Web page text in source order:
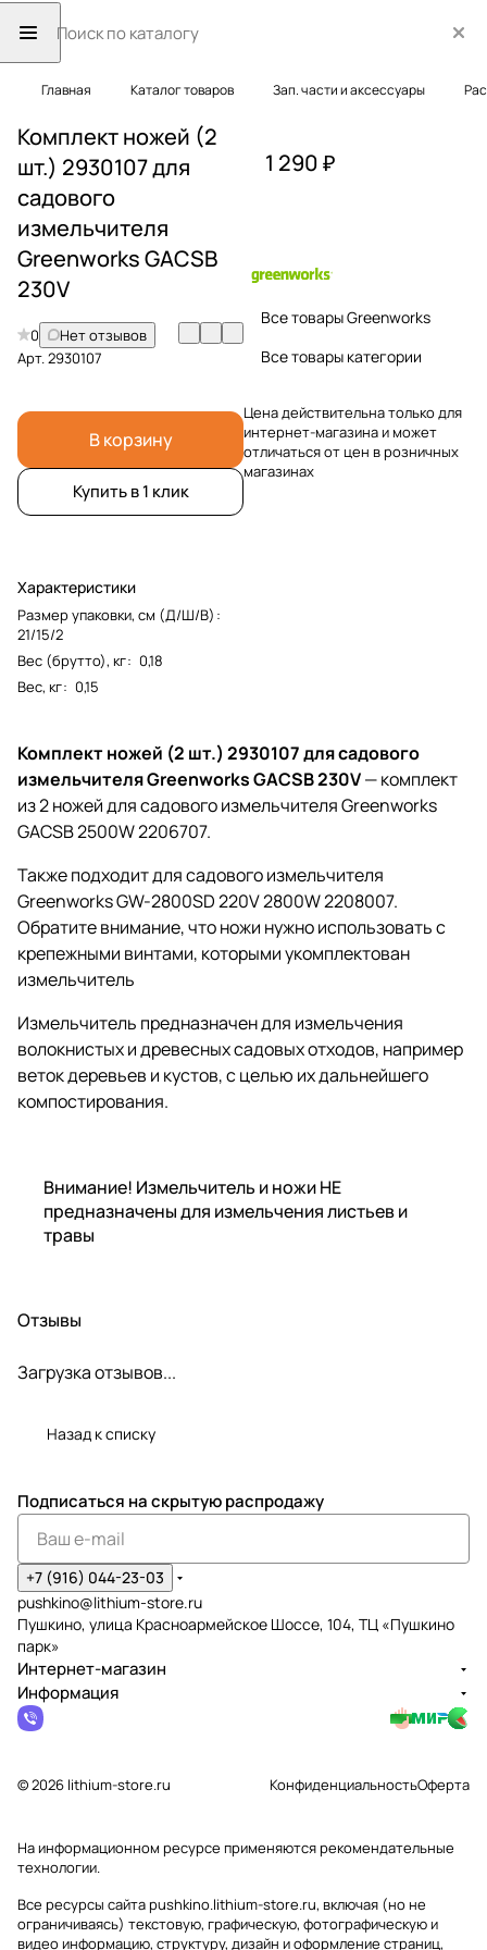
Главная Каталог товаров Зап. части и аксессуары
Комплект ножей (2
шт.) 2930107 для
садового
измельчителя
Greenworks GACSB
230V
0
Нет отзывов
Арт.2930107
В корзину
Купить в 1 клик
Характеристики
Размер упаковки, см (Д/Ш/В) :
21/15/2
Вес (брутто), кг: 0,18
Вес, кг: 0,15
1 290 ₽
Все товары Greenworks
Все товары категории
Цена действительна только для
интернет-магазина и может
отличаться от цен в розничных
магазинах
Комплект ножей (2 шт.) 2930107 для садового
измельчителя Greenworks GACSB 230V— комплект
из 2 ножей для садового измельчителя Greenworks
GACSB 2500W 2206707.
Также подходит для садового измельчителя
Greenworks GW-2800SD 220V 2800W 2208007.
Обратите внимание, что ножи нужно использовать с
крепежными винтами, которыми укомплектован
измельчитель
Измельчитель предназначен для измельчения
волокнистых и древесных садовых отходов, например
веток деревьев и кустов, с целью их дальнейшего
компостирования.
Внимание! Измельчитель и ножи НЕ
предназначены для измельчения листьев и
травы
Отзывы
Загрузка отзывов...
Назад к списку
Подписаться на скрытую распродажу
+7 (916) 044-23-03
pushkino@lithium-store.ru
Пушкино, улица Красноармейское Шоссе, 104, ТЦ «Пушкино
парк»
Интернет-магазин
Информация
© 2026 lithium-store.ru КонфиденциальностьОферта
На информационном ресурсе применяютсярекомендательные
технологии.
Все ресурсы сайта pushkino.lithium-store.ru, включая (но не
ограничиваясь) текстовую, графическую, фотографическую и
видео информацию, структуру, дизайн и оформление страниц,